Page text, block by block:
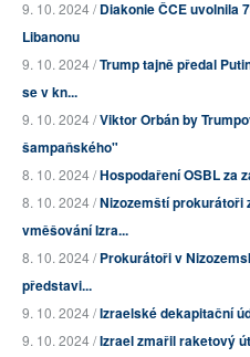
9. 10. 2024 /Diakonie ČCE uvolnila
Libanonu
9. 10. 2024 /Trump tajně předal
se v kn...
9. 10. 2024 /Viktor Orbán by
šampaňského"
8. 10. 2024 /Hospodaření OSBL za
8. 10. 2024 /Nizozemští prokurátoři
vměšování Izra...
8. 10. 2024 /Prokurátoři v
představi...
9. 10. 2024 /Izraelské dekapitační
9. 10. 2024 /Izrael zmařil raketový